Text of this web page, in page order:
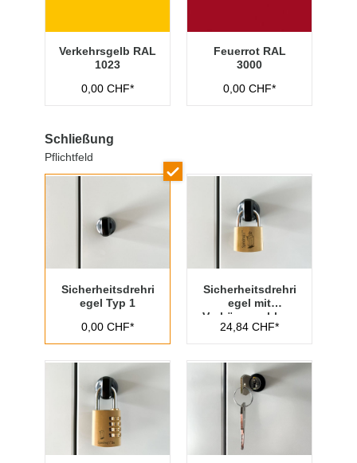
Verkehrsgelb RAL
1023
0,00 CHF*
Feuerrot RAL
3000
0,00 CHF*
Schließung
Pflichtfeld
Sicherheitsdrehri
egel Typ 1
0,00 CHF*
Sicherheitsdrehri
egel mit
Vorhängeschloss
Typ 1
24,84 CHF*